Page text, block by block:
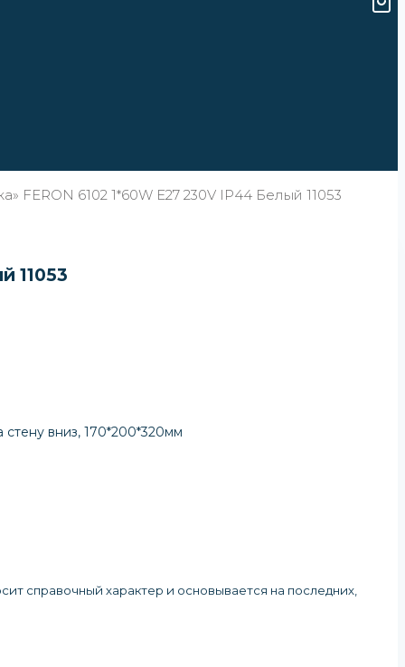
FERON 6102 1*60W E27 230V IP44 Белый 11053
11053
стену вниз, 170*200*320мм
справочный характер и основывается на последних,